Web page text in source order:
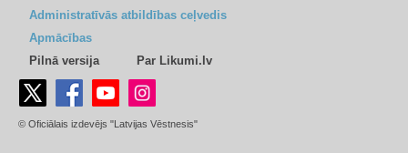
Administratīvās atbildības ceļvedis
Apmācības
Pilnā versija
Par Likumi.lv
© Oficiālais izdevējs "Latvijas Vēstnesis"